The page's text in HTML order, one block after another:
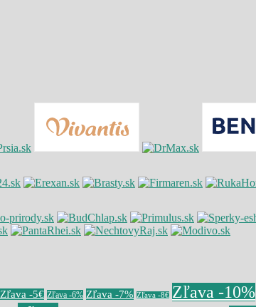
Zľava -5€ Zľava -6% Zľava -7% Zľava -8€ Zľava -10%